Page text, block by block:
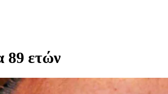
89 ετών